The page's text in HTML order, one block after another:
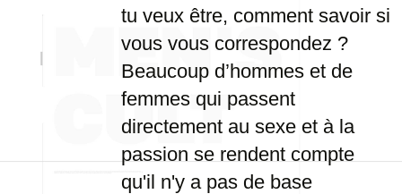
tu veux être, comment savoir si
vous vous correspondez ?
Beaucoup d’hommes et de
femmes qui passent
directement au sexe et à la
passion se rendent compte
qu'il n'y a pas de base